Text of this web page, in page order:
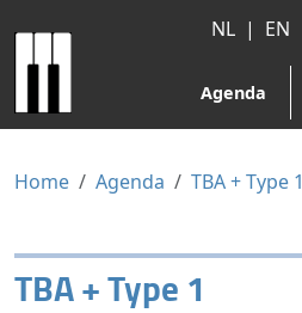
NL | EN
Agenda
Home Agenda TBA + Type 1
TBA + Type 1